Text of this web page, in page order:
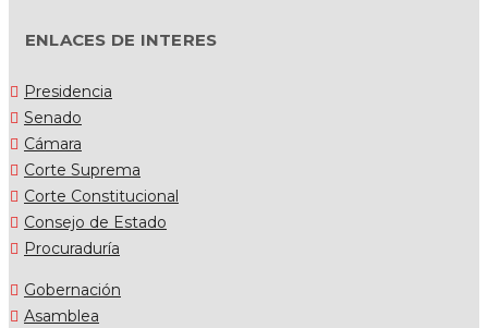
ENLACES DE INTERES
Presidencia
Senado
Cámara
Corte Suprema
Corte Constitucional
Consejo de Estado
Procuraduría
Gobernación
Asamblea